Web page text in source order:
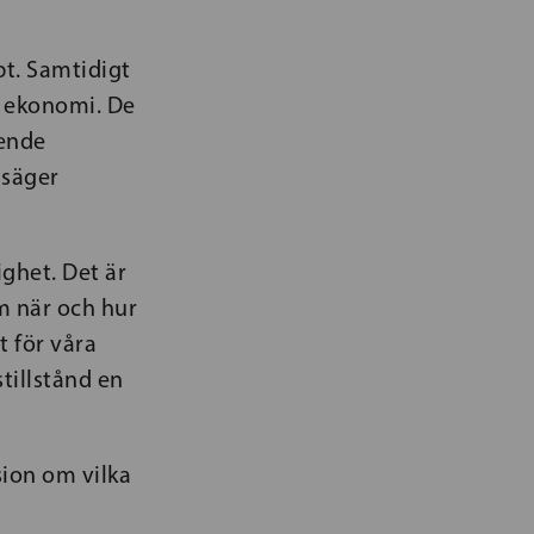
Samtidigt
De
Det är
när och hur
för våra
en
om vilka